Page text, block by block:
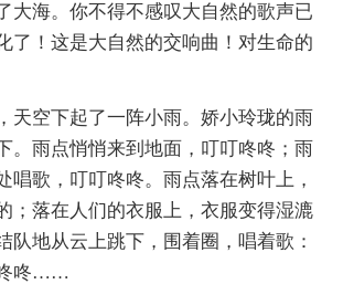
大海。你不得不感叹大自然的歌声已
了！这是大自然的交响曲！对生命的
天空下起了一阵小雨。娇小玲珑的雨
。雨点悄悄来到地面，叮叮咚咚；雨
唱歌，叮叮咚咚。雨点落在树叶上，
；落在人们的衣服上，衣服变得湿漉
队地从云上跳下，围着圈，唱着歌：
咚咚……